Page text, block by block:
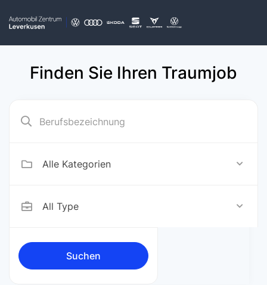
Finden Sie Ihren Traumjob
Alle Kategorien
All Type
Suchen